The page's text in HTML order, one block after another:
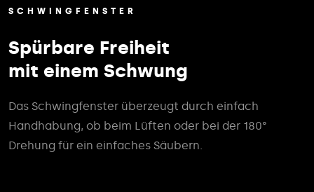
SCHWINGFENSTER
Spürbare Freiheit
mit einem Schwung
Das Schwingfenster überzeugt durch einfach
Handhabung, ob beim Lüften oder bei der 180°
Drehung für ein einfaches Säubern.